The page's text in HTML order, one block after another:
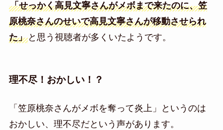
「せっかく高見文寧さんがメボまで来たのに、笠
原桃奈さんのせいで高見文寧さんが移動させられ
た」と思う視聴者が多くいたようです。
理不尽！おかしい！？
「笠原桃奈さんがメボを奪って炎上」というのは
おかしい、理不尽だという声があります。